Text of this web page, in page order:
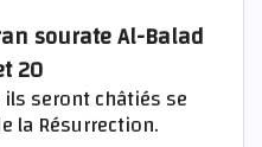
sourate Al-Balad
20
seront châtiés se
la Résurrection.